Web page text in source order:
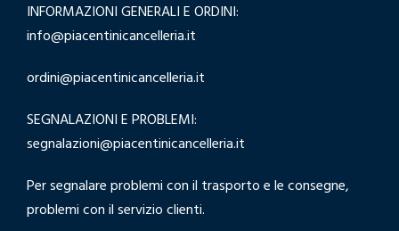
INFORMAZIONI GENERALI E ORDINI:
info@piacentinicancelleria.it
ordini@piacentinicancelleria.it
SEGNALAZIONI E PROBLEMI:
segnalazioni@piacentinicancelleria.it
Per segnalare problemi con il trasporto e le consegne,
problemi con il servizio clienti.